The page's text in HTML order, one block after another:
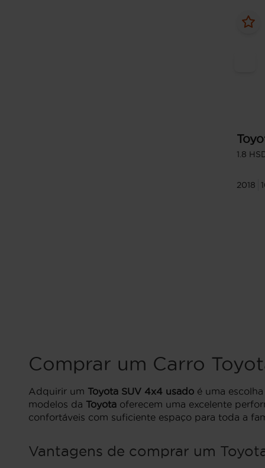
1.8
2018
Comprar um Carro
Adquirir um Toyota SUV 4x4 usado é uma
modelos da Toyota oferecem uma excelente
confortáveis com suficiente espaço para toda a
Vantagens de comprar um